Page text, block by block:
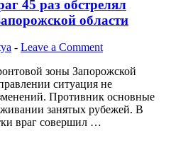
45 раз обстрелял
области
- Leave a Comment
зоны Запорожской
ситуация не
Противник основные
занятых рубежей. В
враг совершил …